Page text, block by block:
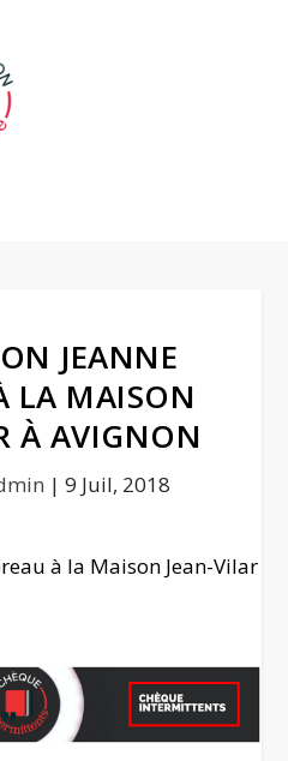
JEANNE
LA MAISON
À AVIGNON
| 9 Juil, 2018